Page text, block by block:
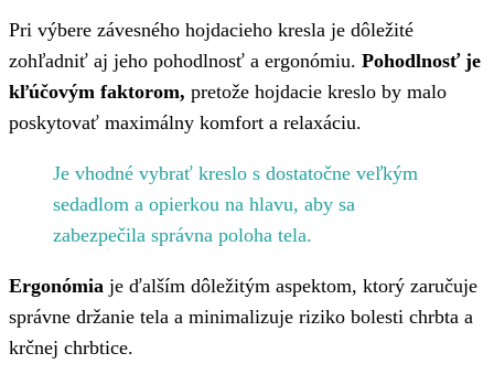
Pri výbere závesného hojdacieho kresla je dôležité
zohľadniť aj jeho pohodlnosť a ergonómiu. Pohodlnosť je
kľúčovým faktorom, pretože hojdacie kreslo by malo
poskytovať maximálny komfort a relaxáciu.
Je vhodné vybrať kreslo s dostatočne veľkým
sedadlom a opierkou na hlavu, aby sa
zabezpečila správna poloha tela.
Ergonómia je ďalším dôležitým aspektom, ktorý zaručuje
správne držanie tela a minimalizuje riziko bolesti chrbta a
krčnej chrbtice.